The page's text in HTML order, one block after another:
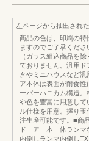
左ページから抽出され
商品の色は、印刷の
ますのでご了承くだ
（ガラス組込商品を
ておりません。汎用
きやミニハウスなど
ア本体は表面が耐食
ーパーハニカム構造
や色を豊富に用意して
ル仕様を用意。握り
注生産可能です。■商
ド ア 本 体ランマな
内倒しランマ内倒し